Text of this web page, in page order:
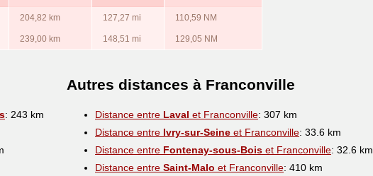
204,82 km 127,27 mi 110,59 NM
239,00 km 148,51 mi 129,05 NM
: 243 km
Autres distances à Franconville
Distance entre Laval et Franconville: 307 km
Distance entre Ivry-sur-Seine et Franconville: 33.6 km
Distance entre Fontenay-sous-Bois et Franconville: 32.6 km
Distance entre Saint-Malo et Franconville: 410 km